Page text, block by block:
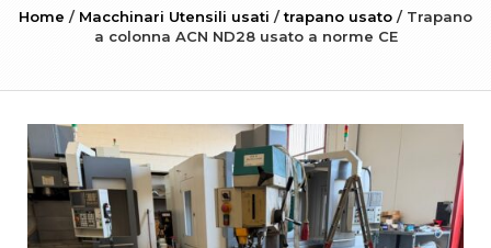
Home / Macchinari Utensili usati / trapano usato /Trapano
a colonna ACN ND28 usato a norme CE